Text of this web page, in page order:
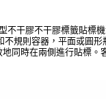
不干膠不干膠標籤貼標
不規則容器，平面或圓
同時在兩側進行貼標。